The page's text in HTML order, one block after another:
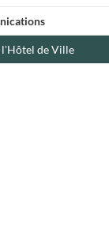
l'Hôtel de Ville